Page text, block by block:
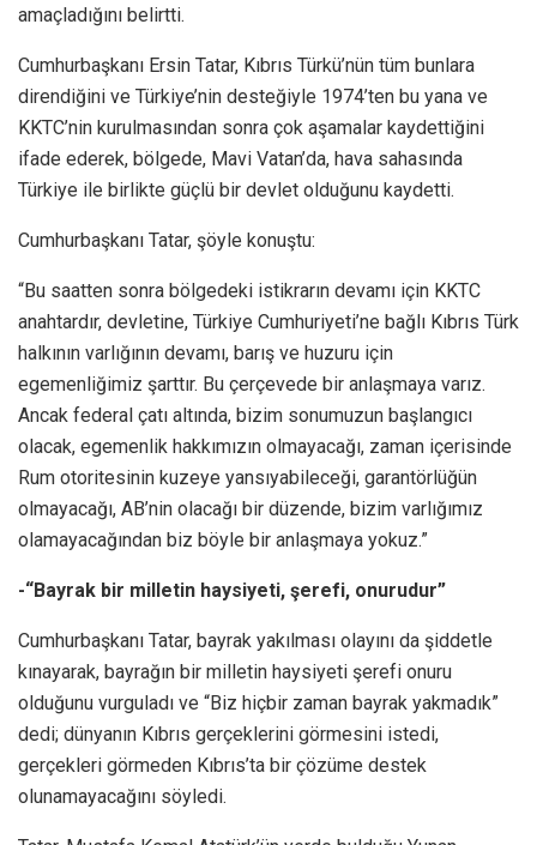
amaçladığını belirtti.
Cumhurbaşkanı Ersin Tatar, Kıbrıs Türkü’nün tüm bunlara
direndiğini ve Türkiye’nin desteğiyle 1974’ten bu yana ve
KKTC’nin kurulmasından sonra çok aşamalar kaydettiğini
ifade ederek, bölgede, Mavi Vatan’da, hava sahasında
Türkiye ile birlikte güçlü bir devlet olduğunu kaydetti.
Cumhurbaşkanı Tatar, şöyle konuştu:
“Bu saatten sonra bölgedeki istikrarın devamı için KKTC
anahtardır, devletine, Türkiye Cumhuriyeti’ne bağlı Kıbrıs Türk
halkının varlığının devamı, barış ve huzuru için
egemenliğimiz şarttır. Bu çerçevede bir anlaşmaya varız.
Ancak federal çatı altında, bizim sonumuzun başlangıcı
olacak, egemenlik hakkımızın olmayacağı, zaman içerisinde
Rum otoritesinin kuzeye yansıyabileceği, garantörlüğün
olmayacağı, AB’nin olacağı bir düzende, bizim varlığımız
olamayacağından biz böyle bir anlaşmaya yokuz.”
-“Bayrak bir milletin haysiyeti, şerefi, onurudur”
Cumhurbaşkanı Tatar, bayrak yakılması olayını da şiddetle
kınayarak, bayrağın bir milletin haysiyeti şerefi onuru
olduğunu vurguladı ve “Biz hiçbir zaman bayrak yakmadık”
dedi; dünyanın Kıbrıs gerçeklerini görmesini istedi,
gerçekleri görmeden Kıbrıs’ta bir çözüme destek
olunamayacağını söyledi.